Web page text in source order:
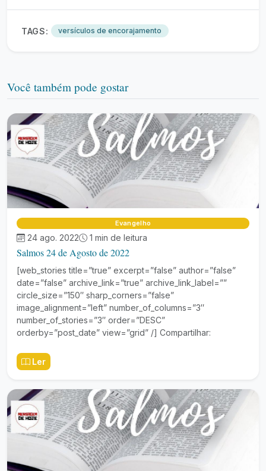
TAGS: versículos de encorajamento
Você também pode gostar
Evangelho
24 ago. 2022 1 min de leitura
Salmos 24 de Agosto de 2022
[web_stories title=”true” excerpt=”false” author=”false”
date=”false” archive_link=”true” archive_link_label=””
circle_size=”150″ sharp_corners=”false”
image_alignment=”left” number_of_columns=”3″
number_of_stories=”3″ order=”DESC”
orderby=”post_date” view=”grid” /] Compartilhar:
Ler